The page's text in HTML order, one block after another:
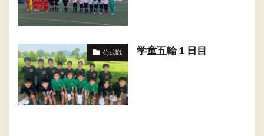
公式戦 学童五輪１日目